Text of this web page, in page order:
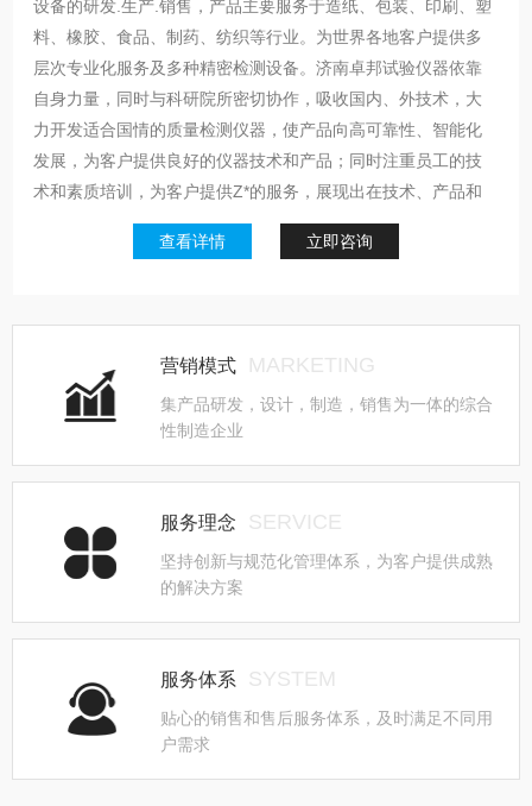
设备的研发.生产.销售，产品主要服务于造纸、包装、印刷、塑
料、橡胶、食品、制药、纺织等行业。为世界各地客户提供多
层次专业化服务及多种精密检测设备。济南卓邦试验仪器依靠
自身力量，同时与科研院所密切协作，吸收国内、外技术，大
力开发适合国情的质量检测仪器，使产品向高可靠性、智能化
发展，为客户提供良好的仪器技术和产品；同时注重员工的技
术和素质培训，为客户提供Z*的服务，展现出在技术、产品和
服务方面的突出优势，现也使众多的客户通过安尼麦特在新技
术、新产品的应用中受益。希望我们的仪器设备和服务能让您
AT-CH-2纸与纸板测厚仪AT-CJ层间剥离试验机AT...
查看详情 立即咨询
营销模式 MARKETING
集产品研发，设计，制造，销售为一体的综合
性制造企业
服务理念 SERVICE
坚持创新与规范化管理体系，为客户提供成熟
的解决方案
服务体系 SYSTEM
贴心的销售和售后服务体系，及时满足不同用
户需求